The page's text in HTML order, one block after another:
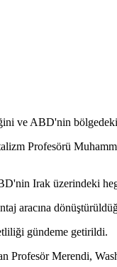
ve ABD'nin
Profesörü
Irak üzerindeki
aracına
gündeme getirildi.
Profesör Merendi,